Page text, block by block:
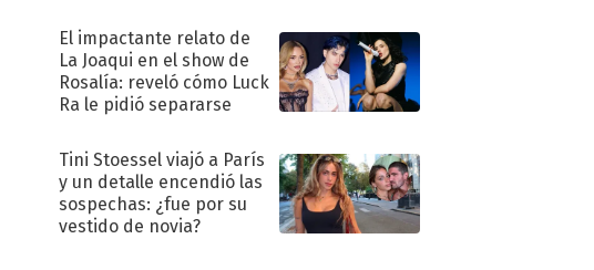
El impactante relato de
La Joaqui en el show de
Rosalía: reveló cómo Luck
Ra le pidió separarse
Tini Stoessel viajó a París
y un detalle encendió las
sospechas: ¿fue por su
vestido de novia?